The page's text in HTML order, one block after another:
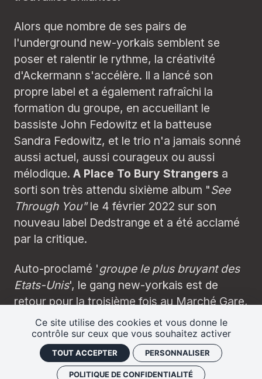
Ce site utilise des cookies et vous donne le
contrôle sur ceux que vous souhaitez activer
TOUT ACCEPTER PERSONNALISER
POLITIQUE DE CONFIDENTIALITÉ
Alors que nombre de ses pairs de
l'underground new-yorkais semblent se
poser et ralentir le rythme, la créativité
d'Ackermann s'accélère. Il a lancé son
propre label et a également rafraîchi la
formation du groupe, en accueillant le
bassiste John Fedowitz et la batteuse
Sandra Fedowitz, et le trio n'a jamais sonné
aussi actuel, aussi courageux ou aussi
mélodique. A Place To Bury Strangers a
sorti son très attendu sixième album "See
Through You"le 4 février 2022 sur son
nouveau label Dedstrange et a été acclamé
par la critique.
Auto-proclamé 'groupe le plus bruyant des
Etats-Unis', le gang new-yorkais est de
retour pour la troisième fois au Marché Gare,
pour le plus grand plaisir de nos oreilles !